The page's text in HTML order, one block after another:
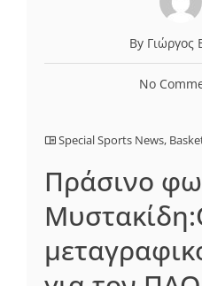
By Γιώργος
No
Special Sports News,
Πράσινο